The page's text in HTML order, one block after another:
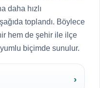
daha hızlı
toplandı. Böylece
hem de şehir ile ilçe
biçimde sunulur.